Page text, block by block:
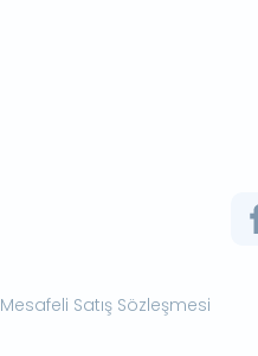
Mesafeli Satış Sözleşmesi